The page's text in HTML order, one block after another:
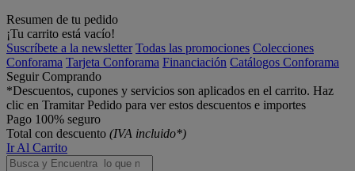
Resumen de tu pedido
¡Tu carrito está vacío!
Suscríbete a la newsletter Todas las promociones Colecciones
Conforama Tarjeta Conforama Financiación Catálogos Conforama
Seguir Comprando
*Descuentos, cupones y servicios son aplicados en el carrito. Haz
clic en Tramitar Pedido para ver estos descuentos e importes
Pago 100% seguro
Total con descuento (IVA incluido*)
Ir Al Carrito